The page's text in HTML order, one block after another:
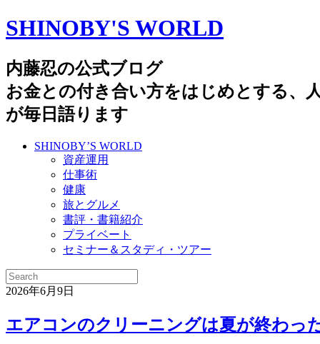
SHINOBY'S WORLD
内藤忍の公式ブログ
お金との付き合い方をはじめとする、
が毎日語ります
SHINOBY’S WORLD
資産運用
仕事術
健康
旅とグルメ
書評・書籍紹介
プライベート
セミナー＆スタディ・ツアー
2026年6月9日
エアコンのクリーニングは夏が終わっ